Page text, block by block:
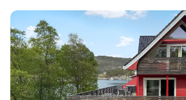
Forhåndsbestilling påkrevd! Felles: badstue,
bordtennis. Mange utfluktsmuli...